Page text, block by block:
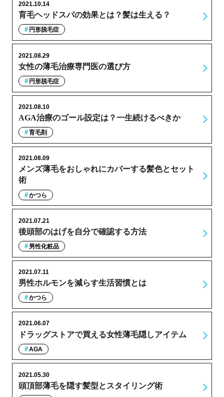
育毛ヘッドスパの効果とは？髪は生える？
2021.10.14
円形脱毛症
女性の薄毛治療専門医の選び方
2021.08.29
円形脱毛症
AGA治療のゴール設定は？一生続けるべきか
2021.08.10
育毛剤
メンズ薄毛をおしゃれにカバーする髪色とセット
術
2021.08.09
かつら
後頭部のはげを自分で確認する方法
2021.07.21
男性化粧品
男性ホルモンを減らす生活習慣とは
2021.07.11
かつら
ドラッグストアで買える女性薄毛隠しアイテム
2021.06.07
AGA
頭頂部薄毛を隠す髪型とスタイリング術
2021.05.30